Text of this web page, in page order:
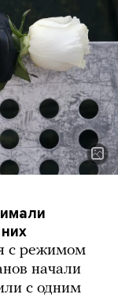
с режимом
начали
с одним